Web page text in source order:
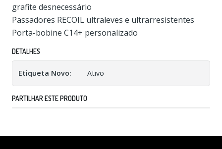
grafite desnecessário
Passadores RECOIL ultraleves e ultrarresistentes
Porta-bobine C14+ personalizado
DETALHES
Etiqueta Novo: Ativo
PARTILHAR ESTE PRODUTO